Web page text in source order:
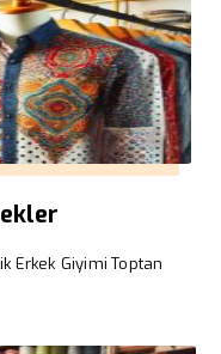
Erkek Giyimi Toptan